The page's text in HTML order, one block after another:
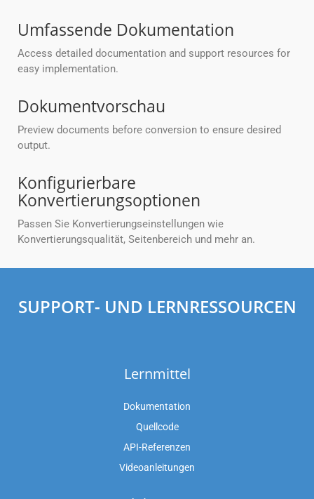
Umfassende Dokumentation
Access detailed documentation and support resources for
easy implementation.
Dokumentvorschau
Preview documents before conversion to ensure desired
output.
Konfigurierbare
Konvertierungsoptionen
Passen Sie Konvertierungseinstellungen wie
Konvertierungsqualität, Seitenbereich und mehr an.
SUPPORT- UND LERNRESSOURCEN
Lernmittel
Dokumentation
Quellcode
API-Referenzen
Videoanleitungen